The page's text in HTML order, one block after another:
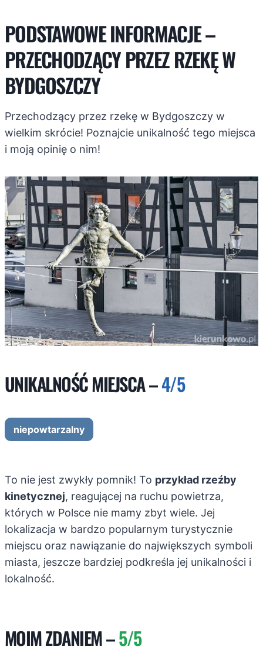
PODSTAWOWE INFORMACJE –
PRZECHODZĄCY PRZEZ RZEKĘ W
BYDGOSZCZY
Przechodzący przez rzekę w Bydgoszczy w
wielkim skrócie! Poznajcie unikalność tego miejsca
i moją opinię o nim!
UNIKALNOŚĆ MIEJSCA –4/5
niepowtarzalny
To nie jest zwykły pomnik! To przykład rzeźby
kinetycznej, reagującej na ruchu powietrza,
których w Polsce nie mamy zbyt wiele. Jej
lokalizacja w bardzo popularnym turystycznie
miejscu oraz nawiązanie do największych symboli
miasta, jeszcze bardziej podkreśla jej unikalności i
lokalność.
MOIM ZDANIEM –5/5